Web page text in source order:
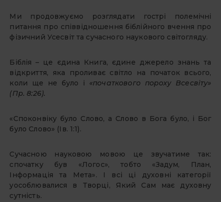
Ми продовжуємо розглядати гострі полемічні
питання про співвідношення біблійного вчення про
фізичний Усесвіт та сучасного наукового світогляду.
Біблія – це єдина Книга, єдине джерело знань та
відкриття, яка проливає світло на початок всього,
коли ще не було і «початкового пороху Всесвіту»
(Пр. 8:26).
«Споконвіку було Слово, а Слово в Бога було, і Бог
було Слово» (Ів. 1:1).
Сучасною науковою мовою це звучатиме так:
спочатку був «Логос», тобто «Задум, План,
Інформація та Мета». І всі ці духовні категорії
уособлювалися в Творці, Який Сам має духовну
сутність.